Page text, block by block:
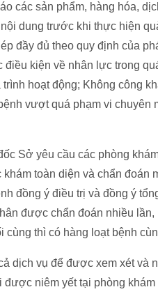
các sản phẩm, hàng hóa,
dung trước khi thực hiện
đầy đủ theo quy định của
kiện về nhân lực trong
hoạt động; Không công
vượt quá phạm vi chuyên
Sở yêu cầu các phòng
toàn diện và chẩn đoán
đồng ý điều trị và đồng ý
được chẩn đoán nhiều
thì có hàng loạt bệnh
dịch vụ để được xem xét và
niêm yết tại phòng